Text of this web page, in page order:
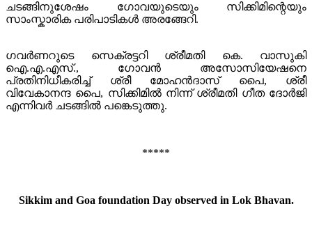
ചടങ്ങിനുശേഷം ഗോവയുടെയും സിക്കിമിന്റെയും
സാംസ്കാരിക പരിപാടികൾ അരങ്ങേറി.
ഗവർണറുടെ സെക്രട്ടറി ശ്രീമതി കെ. വാസുകി
ഐ.എ.എസ്., ഗോവൻ അസോസിയേഷനെ
പ്രതിനിധീകരിച്ച് ശ്രീ മോഹൻദാസ് പൈ, ശ്രീ
വിവേകാനന്ദ പൈ, സിക്കിമിൽ നിന്ന് ശ്രീമതി ഗീത ദോർജി
എന്നിവർ ചടങ്ങിൽ പങ്കെടുത്തു.
*****
Sikkim and Goa foundation Day observed in Lok Bhavan.